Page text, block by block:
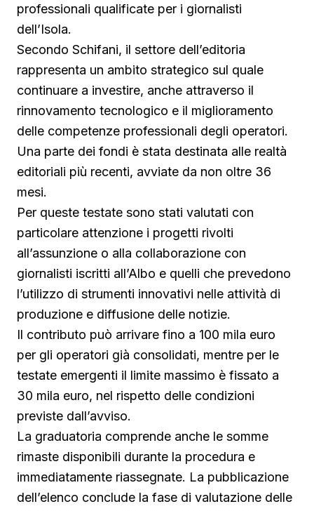
professionali qualificate per i giornalisti
dell’Isola.
Secondo Schifani, il settore dell’editoria
rappresenta un ambito strategico sul quale
continuare a investire, anche attraverso il
rinnovamento tecnologico e il miglioramento
delle competenze professionali degli operatori.
Una parte dei fondi è stata destinata alle realtà
editoriali più recenti, avviate da non oltre 36
mesi.
Per queste testate sono stati valutati con
particolare attenzione i progetti rivolti
all’assunzione o alla collaborazione con
giornalisti iscritti all’Albo e quelli che prevedono
l’utilizzo di strumenti innovativi nelle attività di
produzione e diffusione delle notizie.
Il contributo può arrivare fino a 100 mila euro
per gli operatori già consolidati, mentre per le
testate emergenti il limite massimo è fissato a
30 mila euro, nel rispetto delle condizioni
previste dall’avviso.
La graduatoria comprende anche le somme
rimaste disponibili durante la procedura e
immediatamente riassegnate. La pubblicazione
dell’elenco conclude la fase di valutazione delle